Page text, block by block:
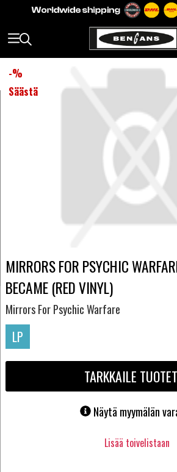
-%
Säästä
MIRRORS FOR PSYCHIC
BECAME (RED VINYL)
Mirrors For Psychic Warfare
LP
TARKKAILE
Näytä myymälän
Lisää toivelistaan